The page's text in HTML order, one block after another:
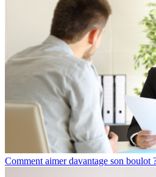
Comment aimer davantage son boulot